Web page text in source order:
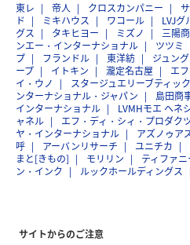
東レ 帝人 クロスカンパニー
ド
ミキハウス ワコール LVJグ
グス
タキヒヨー ミズノ 三陽
ンエー・インターナショナル
ツツミ
プ
フランドル 東洋紡 ジュン
ープ
イトキン 瀧定名古屋 エ
イ・ウノ
スタージュエリーブティッ
ンターナショナル・ジャパン
島田商
インターナショナル
LVMHモエ ヘネ
ャネル
エフ・ディ・シィ・プロダク
ヤ・インターナショナル
アズノゥア
呼
アーバンリサーチ ユニチカ
まと[きもの]
モリリン
ティファ
ン・インク
ルックホールディングス
サイトからのご注意